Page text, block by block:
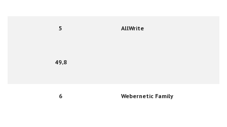
5 AllWrite
49,8
6 Webernetic Family